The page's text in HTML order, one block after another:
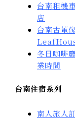
台南租機
店
台南古董
冬日咖啡
業時間
台南住宿系列
南人旅人